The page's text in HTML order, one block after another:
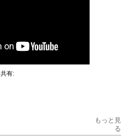
共有:
もっと見
る